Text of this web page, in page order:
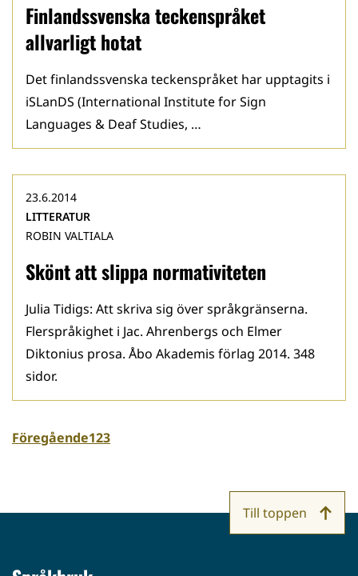
Finlandssvenska teckenspråket
allvarligt hotat
Det finlandssvenska teckenspråket har upptagits i
iSLanDS (International Institute for Sign
Languages & Deaf Studies, …
Skönt att slippa normativiteten
23.6.2014
LITTERATUR
ROBIN VALTIALA
Julia Tidigs: Att skriva sig över språkgränserna.
Flerspråkighet i Jac. Ahrenbergs och Elmer
Diktonius prosa. Åbo Akademis förlag 2014. 348
sidor.
Föregående123
Till toppen